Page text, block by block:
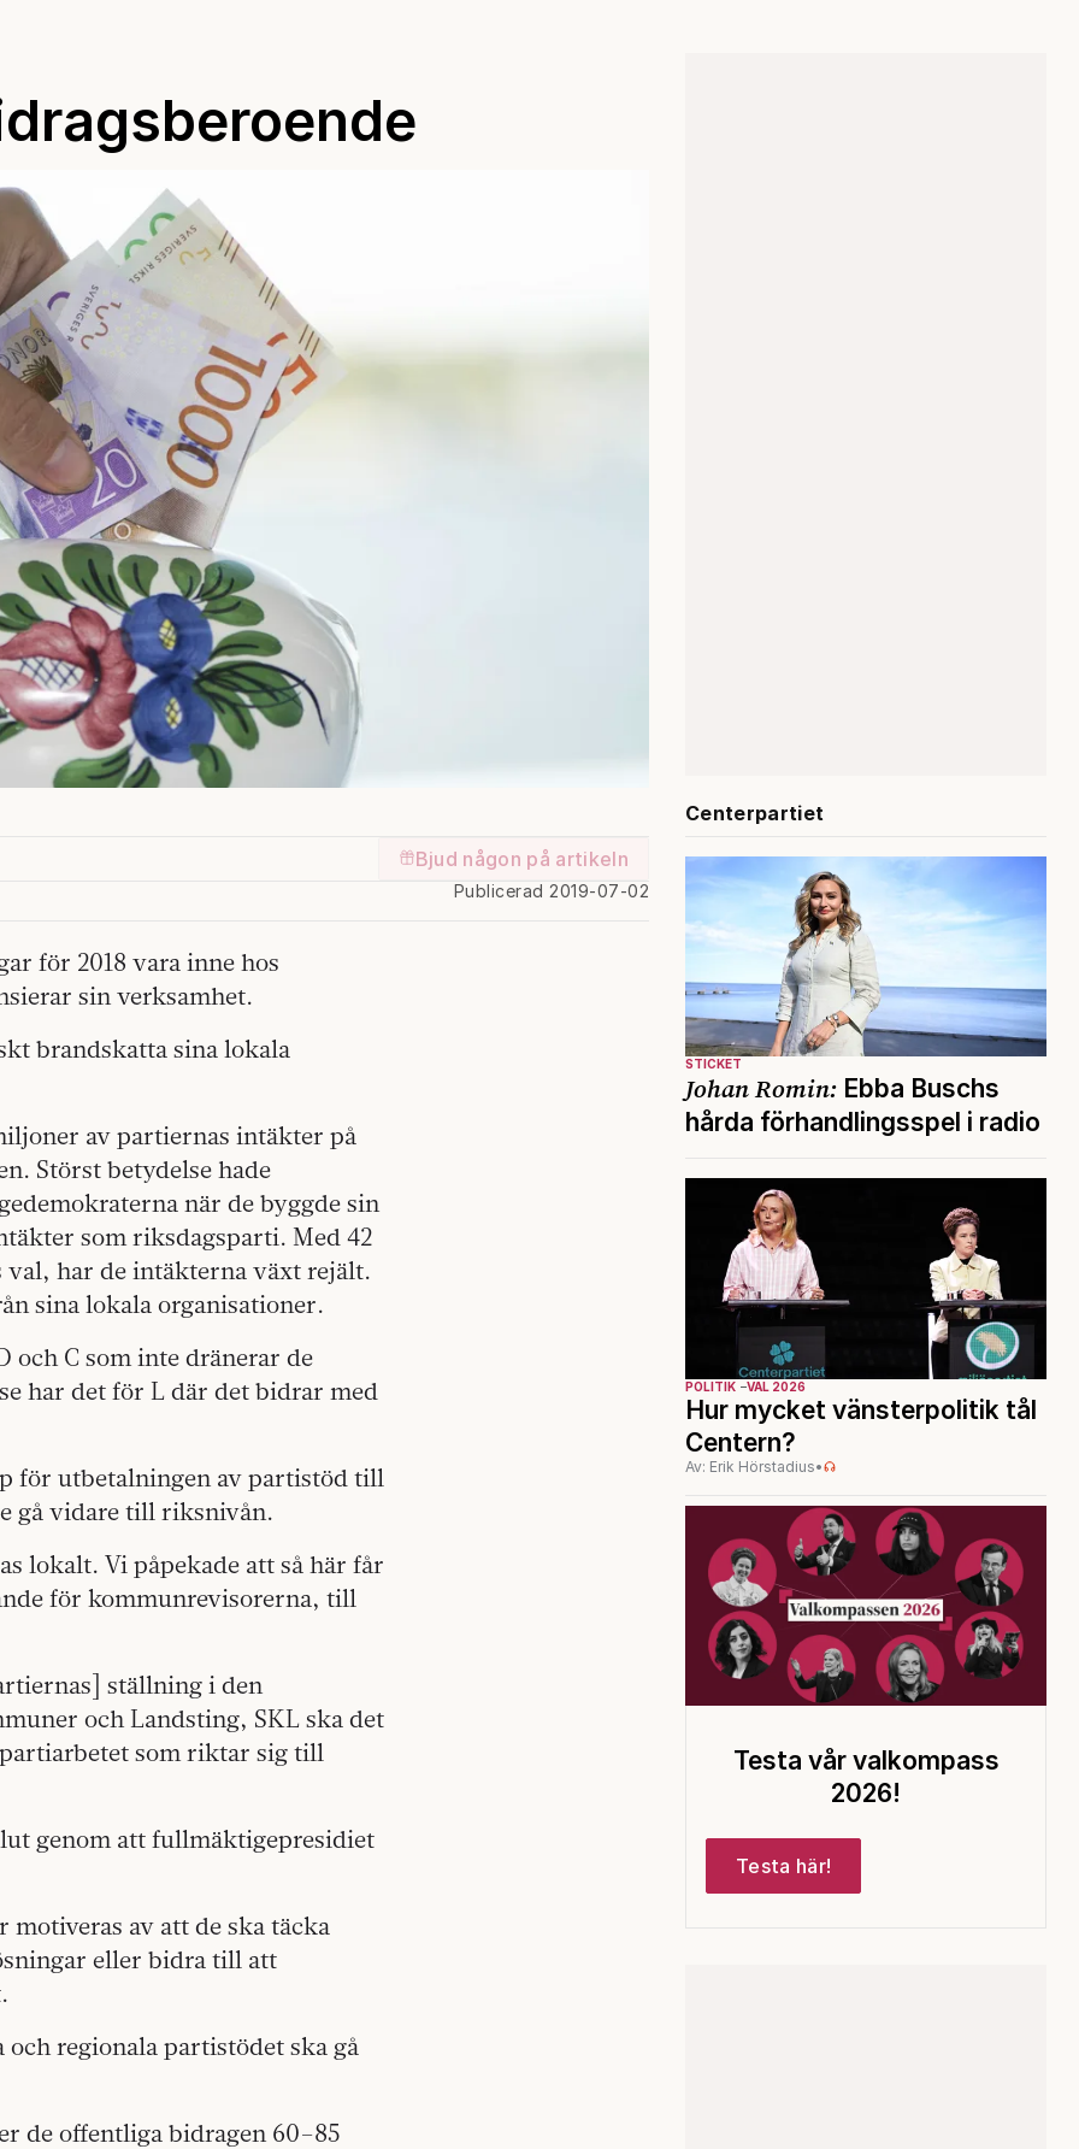
Bjud någon på artikeln
Publicerad 2019-07-02
för 2018 vara inne hos
sin verksamhet.
brandskatta sina lokala
av partiernas intäkter på
Störst betydelse hade
när de byggde sin
som riksdagsparti. Med 42
val, har de intäkterna växt rejält.
sina lokala organisationer.
och C som inte dränerar de
har det för L där det bidrar med
för utbetalningen av partistöd till
gå vidare till riksnivån.
lokalt. Vi påpekade att så här får
för kommunrevisorerna, till
ställning i den
och Landsting, SKL ska det
som riktar sig till
genom att fullmäktigepresidiet
av att de ska täcka
eller bidra till att
regionala partistödet ska gå
de offentliga bidragen 60–85
Centerpartiet
STICKET
Johan Romin: Ebba Buschs
hårda förhandlingsspel i radio
POLITIK VAL 2026
Hur mycket vänsterpolitik tål
Centern?
Av: Erik Hörstadius•
Testa vår valkompass
2026!
Testa här!